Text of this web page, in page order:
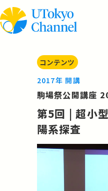
コンテンツ
2017年 開講
駒場祭公開講座
第5回 | 超小
陽系探査